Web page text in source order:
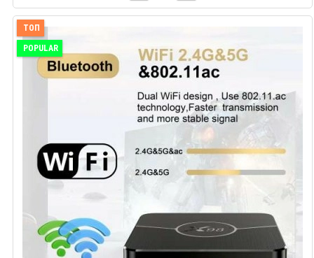
ТОП
POPULAR